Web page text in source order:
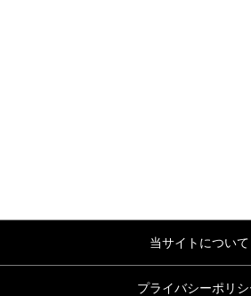
当サイトについて
プライバシーポリシ